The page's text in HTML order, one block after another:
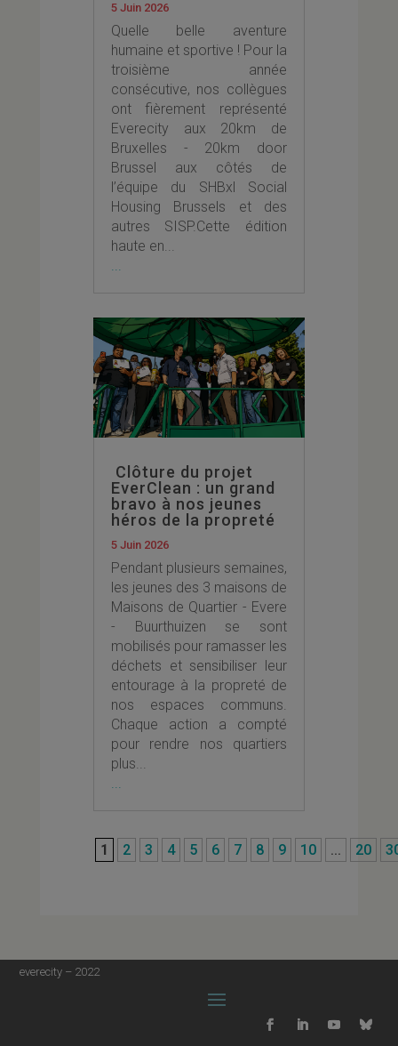
5 Juin 2026
Quelle belle aventure
humaine et sportive ! Pour la
troisième année
consécutive, nos collègues
ont fièrement représenté
Everecity aux 20km de
Bruxelles - 20km door
Brussel aux côtés de
l’équipe du SHBxl Social
Housing Brussels et des
autres SISP.Cette édition
haute en...
...
Clôture du projet
EverClean : un grand
bravo à nos jeunes
héros de la propreté
5 Juin 2026
Pendant plusieurs semaines,
les jeunes des 3 maisons de
Maisons de Quartier - Evere
- Buurthuizen se sont
mobilisés pour ramasser les
déchets et sensibiliser leur
entourage à la propreté de
nos espaces communs.
Chaque action a compté
pour rendre nos quartiers
plus...
...
1 2 3 4 5 6 7 8 9 10 ... 20
everecity – 2022